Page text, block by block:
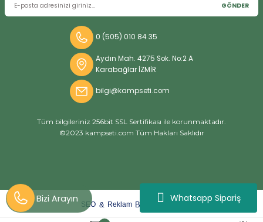
Whatsapp Sipariş
GÖNDER
0 (505) 010 84 35
Aydın Mah. 4275 Sok. No:2 A
Karabağlar İZMİR
bilgi@kampseti.com
Tüm bilgileriniz 256bit SSL Sertifikası ile korunmaktadır.
©2023 kampseti.com Tüm Hakları Saklıdır
SEO & Reklam By arat